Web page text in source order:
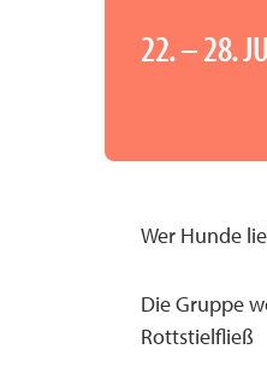
22. – 28.
Wer Hunde
Die Gruppe
Rottstielfließ